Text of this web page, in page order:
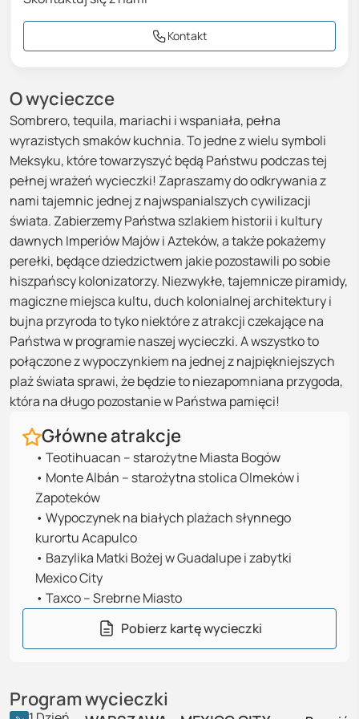
O wycieczce
Sombrero, tequila, mariachi i wspaniała, pełna
wyrazistych smaków kuchnia. To jedne z wielu symboli
Meksyku, które towarzyszyć będą Państwu podczas tej
pełnej wrażeń wycieczki! Zapraszamy do odkrywania z
nami tajemnic jednej z najwspanialszych cywilizacji
świata. Zabierzemy Państwa szlakiem historii i kultury
dawnych Imperiów Majów i Azteków, a także pokażemy
perełki, będące dziedzictwem jakie pozostawili po sobie
hiszpańscy kolonizatorzy. Niezwykłe, tajemnicze piramidy,
magiczne miejsca kultu, duch kolonialnej architektury i
bujna przyroda to tyko niektóre z atrakcji czekające na
Państwa w programie naszej wycieczki. A wszystko to
połączone z wypoczynkiem na jednej z najpiękniejszych
plaż świata sprawi, że będzie to niezapomniana przygoda,
która na długo pozostanie w Państwa pamięci!
Główne atrakcje
• Teotihuacan – starożytne Miasta Bogów
• Monte Albán – starożytna stolica Olmeków i
Zapoteków
• Wypoczynek na białych plażach słynnego
kurortu Acapulco
• Bazylika Matki Bożej w Guadalupe i zabytki
Mexico City
• Taxco – Srebrne Miasto
Pobierz kartę wycieczki
Program wycieczki
Kontakt